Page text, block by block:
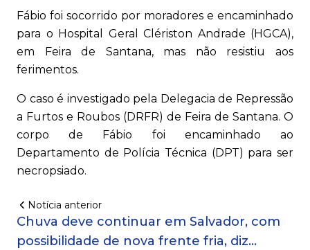
Fábio foi socorrido por moradores e encaminhado
para o Hospital Geral Clériston Andrade (HGCA),
em Feira de Santana, mas não resistiu aos
ferimentos.
O caso é investigado pela Delegacia de Repressão
a Furtos e Roubos (DRFR) de Feira de Santana. O
corpo de Fábio foi encaminhado ao
Departamento de Polícia Técnica (DPT) para ser
necropsiado.
Notícia anterior
Chuva deve continuar em Salvador, com
possibilidade de nova frente fria, diz